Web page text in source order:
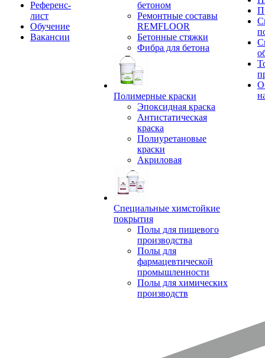
Референс-
лист
Обучение
Вакансии
бетоном
Ремонтные составы
REMFLOOR
Бетонные стяжки
Фибра для бетона
Полимерные краски
Эпоксидная краска
Антистатическая
краска
Полиуретановые
краски
Акриловая
Специальные химстойкие
покрытия
Полы для пищевого
производства
Полы для
фармацевтической
промышленности
Полы для химических
производств